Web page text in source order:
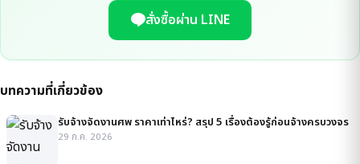
สั่งซื้อผ่าน LINE
บทความที่เกี่ยวข้อง
รับจ้างจัดงานศพ ราคาเท่าไหร่? สรุป 5 เรื่องต้องรู้ก่อนจ้างครบวงจร
29 ก.ค. 2026